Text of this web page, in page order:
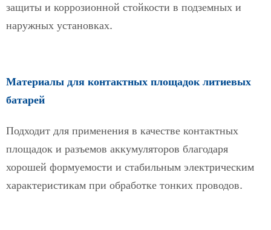
защиты и коррозионной стойкости в подземных и
наружных установках.
Материалы для контактных площадок литиевых
батарей
Подходит для применения в качестве контактных
площадок и разъемов аккумуляторов благодаря
хорошей формуемости и стабильным электрическим
характеристикам при обработке тонких проводов.